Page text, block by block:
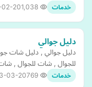
خدمات 20
دليل جوالي
دليل جوالي , دليل شات
للجوال , شات للجوال ,
خدمات 03-20